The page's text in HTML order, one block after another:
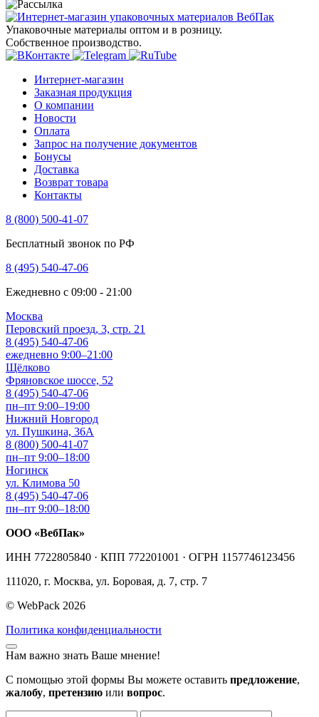
Упаковочные материалы оптом и в розницу.
Собственное производство.
Интернет-магазин
Заказная продукция
О компании
Новости
Оплата
Запрос на получение документов
Бонусы
Доставка
Возврат товара
Контакты
8 (800) 500-41-07
Бесплатный звонок по РФ
8 (495) 540-47-06
Ежедневно с 09:00 - 21:00
Москва
Перовский проезд, 3, стр. 21
8 (495) 540-47-06
ежедневно 9:00–21:00
Щёлково
Фряновское шоссе, 52
8 (495) 540-47-06
пн–пт 9:00–19:00
Нижний Новгород
ул. Пушкина, 36А
8 (800) 500-41-07
пн–пт 9:00–18:00
Ногинск
ул. Климова 50
8 (495) 540-47-06
пн–пт 9:00–18:00
ООО «ВебПак»
ИНН 7722805840 · КПП 772201001 · ОГРН 1157746123456
111020, г. Москва, ул. Боровая, д. 7, стр. 7
© WebPack 2026
Политика конфиденциальности
Нам важно знать Ваше мнение!
С помощью этой формы Вы можете оставить предложение,
жалобу, претензию или вопрос.